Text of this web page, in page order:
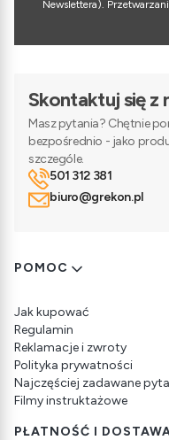
Newslettera).
Skontaktuj się z
Masz pytania? Chętnie
bezpośrednio - jako
szczególe.
501 312 381
biuro@grekon.pl
Linki w stopce
POMOC
Jak kupować
Regulamin
Reklamacje i zwroty
Polityka prywatności
Najczęściej zadawane
Filmy instruktażowe
PŁATNOŚĆ I